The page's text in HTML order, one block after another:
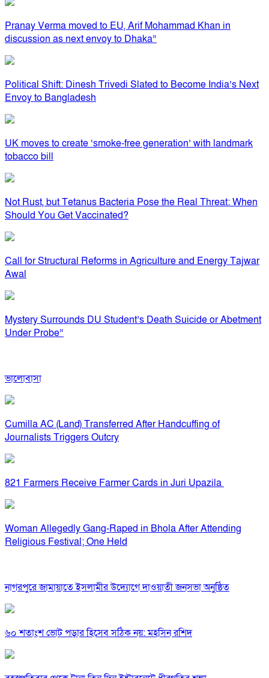
Pranay Verma moved to EU, Arif Mohammad Khan in
discussion as next envoy to Dhaka”
Political Shift: Dinesh Trivedi Slated to Become India’s Next
Envoy to Bangladesh
UK moves to create ‘smoke-free generation’ with landmark
tobacco bill
Not Rust, but Tetanus Bacteria Pose the Real Threat: When
Should You Get Vaccinated?
Call for Structural Reforms in Agriculture and Energy Tajwar
Awal
Mystery Surrounds DU Student’s Death Suicide or Abetment
Under Probe”
ভালোবাসা
Cumilla AC (Land) Transferred After Handcuffing of
Journalists Triggers Outcry
821 Farmers Receive Farmer Cards in Juri Upazila
Woman Allegedly Gang-Raped in Bhola After Attending
Religious Festival; One Held
নাগরপুরে জামায়াতে ইসলামীর উদ্যোগে দাওয়াতী জনসভা অনুষ্ঠিত
৬০ শতাংশ ভোট পড়ার হিসেব সঠিক নয়: মহসিন রশিদ